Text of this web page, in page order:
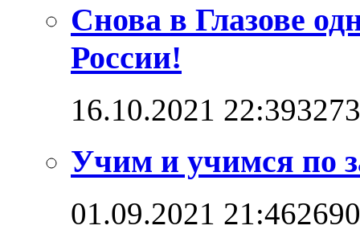
Снова в Глазове
России!
16.10.2021 22:39
Учим и учимся по
01.09.2021 21:46